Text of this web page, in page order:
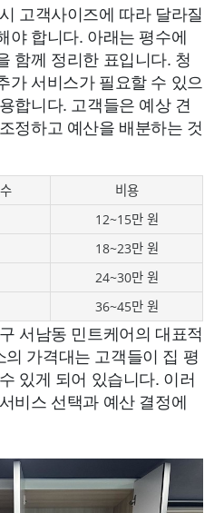
고객사이즈에 따라 달라질
야 합니다. 아래는 평수에
함께 정리한 표입니다. 청
가 서비스가 필요할 수 있으
합니다. 고객들은 예상 견
정하고 예산을 배분하는 것
비용
12~15만 원
18~23만 원
24~30만 원
36~45만 원
서남동 민트케어의 대표적
가격대는 고객들이 집 평
있게 되어 있습니다. 이러
비스 선택과 예산 결정에